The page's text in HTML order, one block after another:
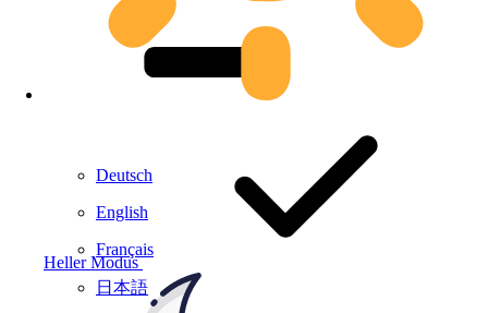
Heller Modus
Deutsch
English
Français
日本語